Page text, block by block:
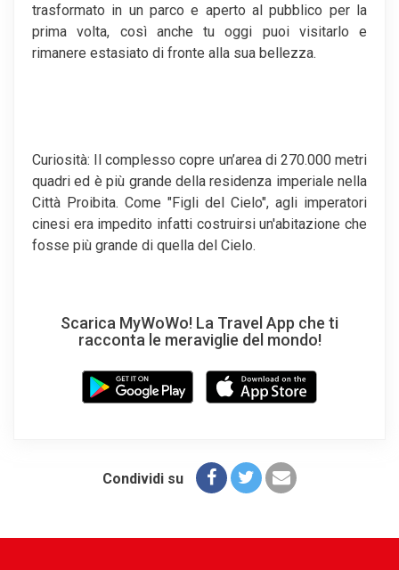
trasformato in un parco e aperto al pubblico per la
prima volta, così anche tu oggi puoi visitarlo e
rimanere estasiato di fronte alla sua bellezza.
Curiosità: Il complesso copre un’area di 270.000 metri
quadri ed è più grande della residenza imperiale nella
Città Proibita. Come "Figli del Cielo", agli imperatori
cinesi era impedito infatti costruirsi un'abitazione che
fosse più grande di quella del Cielo.
Scarica MyWoWo! La Travel App che ti
racconta le meraviglie del mondo!
Condividi su